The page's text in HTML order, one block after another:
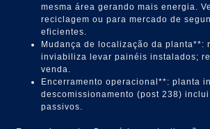
mesma área gerando mais energia.
reciclagem ou para mercado de
eficientes.
Mudança de localização da planta**:
inviabiliza levar painéis instalados;
venda.
Encerramento operacional**: planta
descomissionamento (post 238)
passivos.